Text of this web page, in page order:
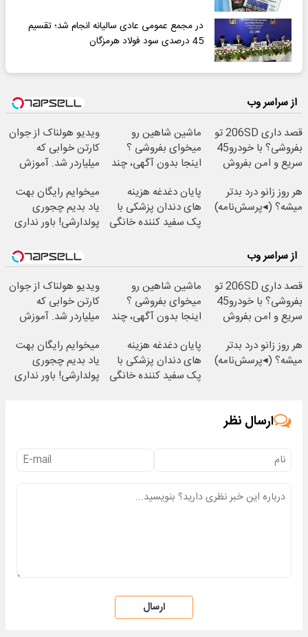
در مجمع عمومی عادی سالیانه انجام شد؛ تقسیم
45 درصدی سود فولاد هرمزگان
از سراسر وب
قصد داری 206SD تو
بفروشی؟ با خودرو45
سریع و امن بفروش
ماشین شاهین رو
میخوای بفروشی ؟
اینجا بدون آگهی، چند
ویدیو هولناک از جوان
کارتن خوابی که
میلیاردر شد. آموزش
هر روز زانو درد بدتر
میشه؟ (◂پرسش‌نامه)
پایان دغدغه هزینه
های دندان پزشکی با
پک سفید کننده خانگی
میخوایم رایگان بهت
یاد بدیم چجوری
پولدارشی! باور نداری
از سراسر وب
قصد داری 206SD تو
بفروشی؟ با خودرو45
سریع و امن بفروش
ماشین شاهین رو
میخوای بفروشی ؟
اینجا بدون آگهی، چند
ویدیو هولناک از جوان
کارتن خوابی که
میلیاردر شد. آموزش
هر روز زانو درد بدتر
میشه؟ (◂پرسش‌نامه)
پایان دغدغه هزینه
های دندان پزشکی با
پک سفید کننده خانگی
میخوایم رایگان بهت
یاد بدیم چجوری
پولدارشی! باور نداری
ارسال نظر
ارسال